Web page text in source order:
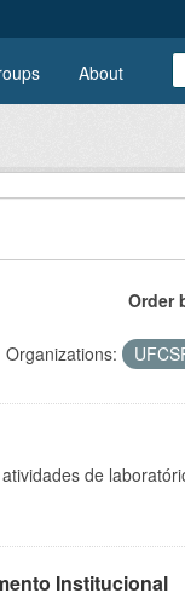
About
Order
Organizations:
de
Institucional